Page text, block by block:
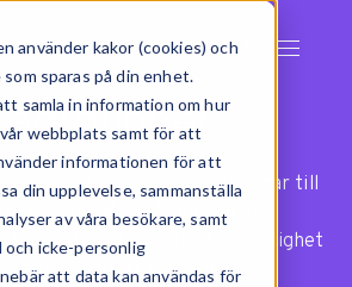
använder kakor (cookies) och
sparas på din enhet.
samla in information om hur
webbplats samt för att
informationen för att
din upplevelse, sammanställa
av våra besökare, samt
och icke-personlig
att data kan användas för
integrationer och anslutningar till
system. Med vår modell för
har ni dessutom alltid full möjlighet
flöden efter era behov.